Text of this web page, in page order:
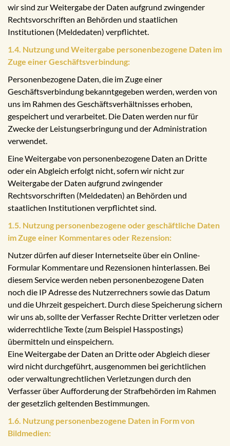
wir sind zur Weitergabe der Daten aufgrund zwingender
Rechtsvorschriften an Behörden und staatlichen
Institutionen (Meldedaten) verpflichtet.
1.4. Nutzung und Weitergabe personenbezogene Daten im
Zuge einer Geschäftsverbindung:
Personenbezogene Daten, die im Zuge einer
Geschäftsverbindung bekanntgegeben werden, werden von
uns im Rahmen des Geschäftsverhältnisses erhoben,
gespeichert und verarbeitet. Die Daten werden nur für
Zwecke der Leistungserbringung und der Administration
verwendet.
Eine Weitergabe von personenbezogene Daten an Dritte
oder ein Abgleich erfolgt nicht, sofern wir nicht zur
Weitergabe der Daten aufgrund zwingender
Rechtsvorschriften (Meldedaten) an Behörden und
staatlichen Institutionen verpflichtet sind.
1.5. Nutzung personenbezogene oder geschäftliche Daten
im Zuge einer Kommentares oder Rezension:
Nutzer dürfen auf dieser Internetseite über ein Online-
Formular Kommentare und Rezensionen hinterlassen. Bei
diesem Service werden neben personenbezogene Daten
noch die IP Adresse des Nutzerrechners sowie das Datum
und die Uhrzeit gespeichert. Durch diese Speicherung sichern
wir uns ab, sollte der Verfasser Rechte Dritter verletzen oder
widerrechtliche Texte (zum Beispiel Hasspostings)
übermitteln und einspeichern.
Eine Weitergabe der Daten an Dritte oder Abgleich dieser
wird nicht durchgeführt, ausgenommen bei gerichtlichen
oder verwaltungrechtlichen Verletzungen durch den
Verfasser über Aufforderung der Strafbehörden im Rahmen
der gesetzlich geltenden Bestimmungen.
1.6. Nutzung personenbezogene Daten in Form von
Bildmedien: